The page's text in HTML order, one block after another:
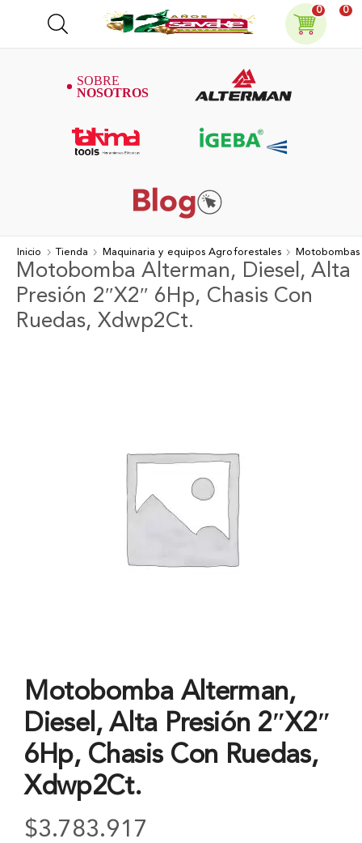
0 0
Inicio Tienda Maquinaria y equipos Agroforestales Motobombas
Motobomba Alterman, Diesel, Alta
Presión 2″X2″ 6Hp, Chasis Con
Ruedas, Xdwp2Ct.
Motobomba Alterman,
Diesel, Alta Presión 2″X2″
6Hp, Chasis Con Ruedas,
Xdwp2Ct.
$3.783.917